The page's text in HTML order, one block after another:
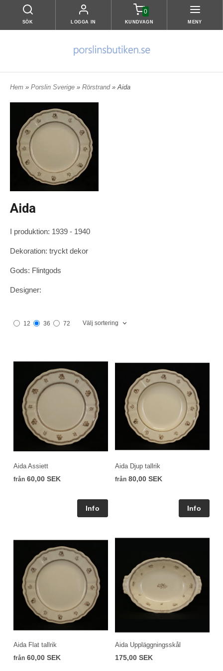
SÖK LOGGA IN
0
KUNDVAGN MENY
Hem » Porslin Sverige » Rörstrand » Aida
Aida
I produktion: 1939 - 1940
Dekoration: tryckt dekor
Gods: Flintgods
Designer:
12 36 72 Välj sortering
Aida Assiett
från 60,00 SEK
Aida Djup tallrik
från 80,00 SEK
Aida Flat tallrik
från 60,00 SEK
Aida Uppläggningsskål
175,00 SEK